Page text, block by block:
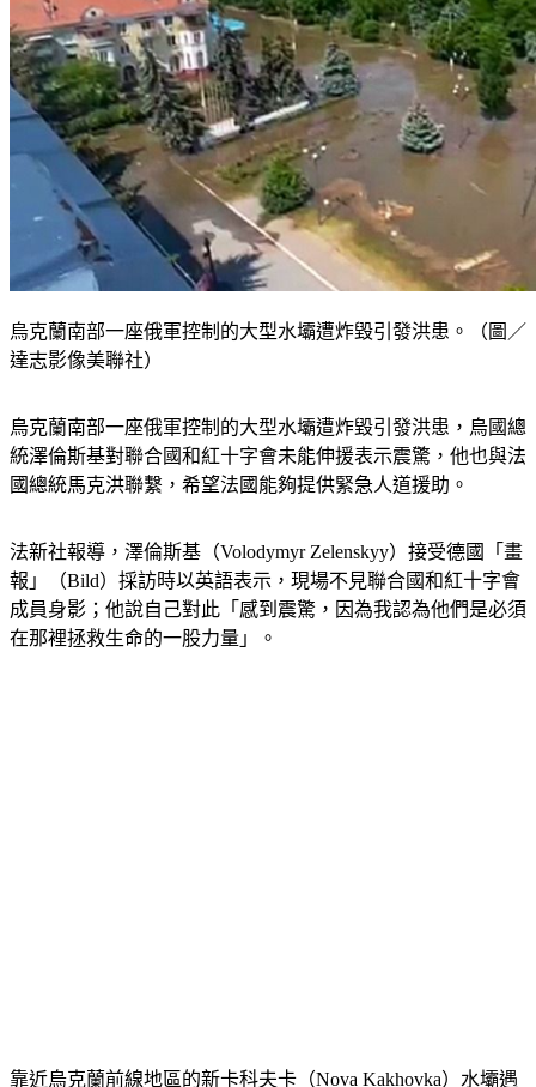
烏克蘭南部一座俄軍控制的大型水壩遭炸毀引發洪患。（圖／
烏克蘭南部一座俄軍控制的大型水壩遭炸毀引發洪患，烏國總
統澤倫斯基對聯合國和紅十字會未能伸援表示震驚，他也與法
法新社報導，澤倫斯基（Volodymyr Zelenskyy）接受德國「畫
報」（Bild）採訪時以英語表示，現場不見聯合國和紅十字會
成員身影；他說自己對此「感到震驚，因為我認為他們是必須